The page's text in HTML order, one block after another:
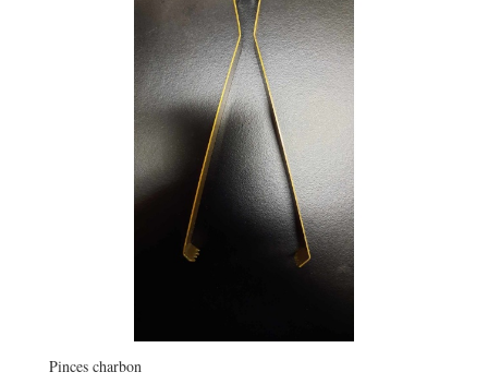
Pinces charbon